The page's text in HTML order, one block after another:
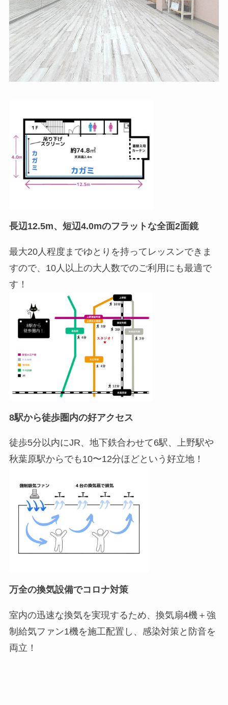
長辺12.5m、短辺4.0mのフラットな全面2面鏡
最大20人程度までゆとりを持ってレッスンできま
すので、10人以上の大人数でのご利用にも最適で
す！
8駅から徒歩圏内の好アクセス
徒歩5分以内にJR、地下鉄合わせて6駅、上野駅や
秋葉原駅からでも10〜12分ほどという好立地！
万全の換気設備でコロナ対策
室内の迅速な換気を実現するため、換気扇4機＋強
制給気ファン1機を施工配置し、感染対策と防音を
両立！